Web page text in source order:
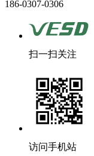
186-0307-0306
扫一扫关注
访问手机站